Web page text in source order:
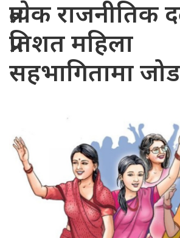
प्रत्येक राजनीतिक
प्रतिशत महिला
सहभागितामा जोड